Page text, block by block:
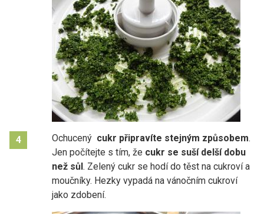
4 Ochucený cukr připravíte stejným způsobem.
Jen počítejte s tím, že cukr se suší delší dobu
než sůl. Zelený cukr se hodí do těst na cukroví a
moučníky. Hezky vypadá na vánočním cukroví
jako zdobení.